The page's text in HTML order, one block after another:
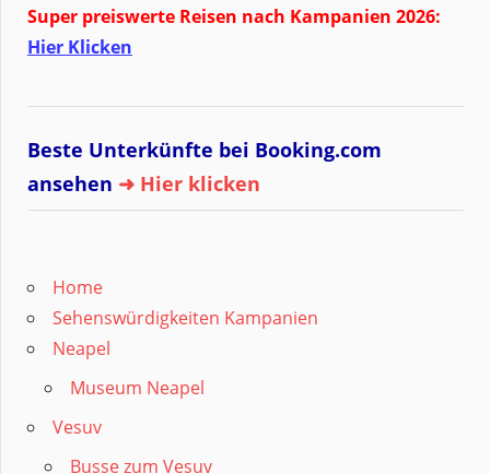
Super preiswerte Reisen nach Kampanien 2026:
Hier Klicken
Beste Unterkünfte bei Booking.com
ansehen ➜ Hier klicken
Home
Sehenswürdigkeiten Kampanien
Neapel
Museum Neapel
Vesuv
Busse zum Vesuv